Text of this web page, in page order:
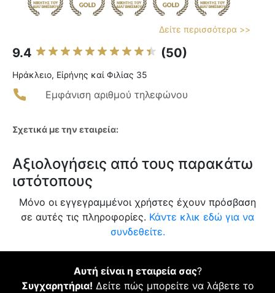
Δείτε περισσότερα >>
9.4 (50)
Ηράκλειο, Εἰρήνης καί Φιλίας 35
Εμφάνιση αριθμού τηλεφώνου
Σχετικά με την εταιρεία:
Αξιολογήσεις από τους παρακάτω
ιστότοπους
Μόνο οι εγγεγραμμένοι χρήστες έχουν πρόσβαση
σε αυτές τις πληροφορίες. Κάντε κλικ εδώ για να
συνδεθείτε.
Αυτή είναι η εταιρεία σας?
Συγχαρητήρια! Δείτε πώς μπορείτε να λάβετε το